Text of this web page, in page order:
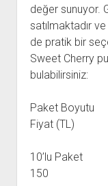
değer sunuyor.
satılmaktadır
de pratik bir
Sweet Cherry
bulabilirsiniz:
Paket Boyutu
Fiyat (TL)
10’lu Paket
150